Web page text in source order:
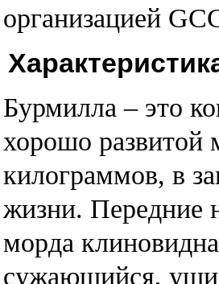
организацией
Бурмилла – это
хорошо развитой
килограммов, в
жизни. Передние
морда
сужающийся, уши